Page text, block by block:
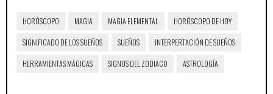
HORÓSCOPO MAGIA MAGIA ELEMENTAL HORÓSCOPO DE HOY
SIGNIFICADO DE LOS SUEÑOS SUEÑOS INTERPERTACIÓN DE SUEÑOS
HERRAMIENTAS MÁGICAS SIGNOS DEL ZODIACO ASTROLOGÍA